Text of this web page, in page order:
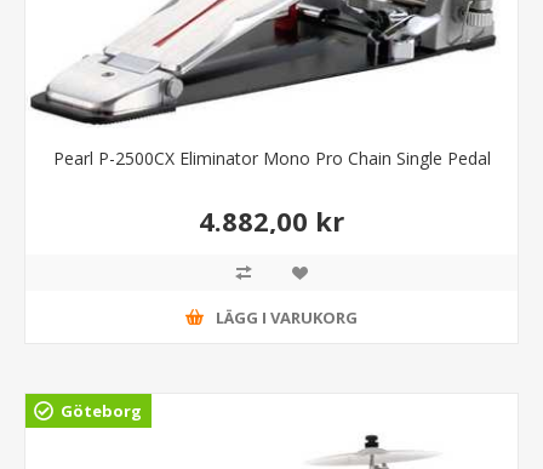
Pearl P-2500CX Eliminator Mono Pro Chain Single Pedal
4.882,00 kr
LÄGG I VARUKORG
Göteborg